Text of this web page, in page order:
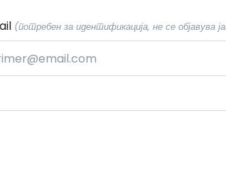
(потребен за идентификација, не се објавува